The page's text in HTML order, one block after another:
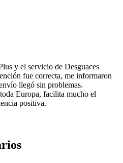
y el servicio de Desguaces
fue correcta, me informaron
llegó sin problemas.
Europa, facilita mucho el
positiva.